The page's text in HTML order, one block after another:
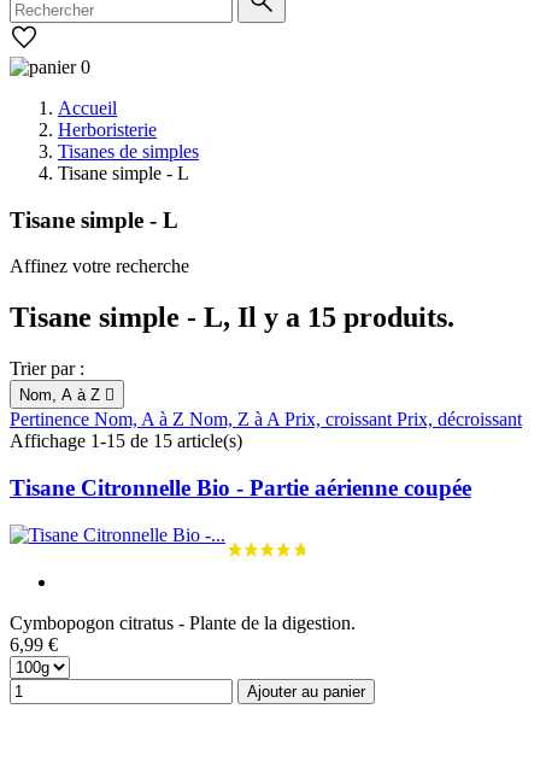
0
Accueil
Herboristerie
Tisanes de simples
Tisane simple - L
Tisane simple - L
Affinez votre recherche
Tisane simple - L, Il y a 15 produits.
Trier par :
Nom, A à Z 
Pertinence Nom, A à Z Nom, Z à A Prix, croissant Prix, décroissant
Affichage 1-15 de 15 article(s)
Tisane Citronnelle Bio - Partie aérienne coupée
Cymbopogon citratus - Plante de la digestion.
6,99 €
Ajouter au panier